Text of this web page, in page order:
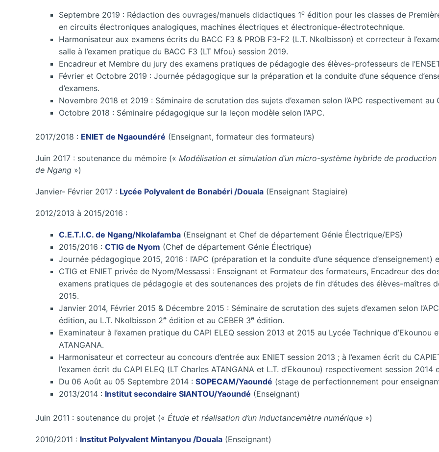
Septembre 2019 : Rédaction des ouvrages/manuels didactiques 1e édition pour les classes de
en circuits électroniques analogiques, machines électriques et électronique-électrotechnique.
Harmonisateur aux examens écrits du BACC F3 & PROB F3-F2 (L.T. Nkolbisson) et correcteur à
salle à l’examen pratique du BACC F3 (LT Mfou) session 2019.
Encadreur et Membre du jury des examens pratiques de pédagogie des élèves-professeurs de
Février et Octobre 2019 : Journée pédagogique sur la préparation et la conduite d’une séquence
d’examens.
Novembre 2018 et 2019 : Séminaire de scrutation des sujets d’examen selon l’APC respectivement au
Octobre 2018 : Séminaire pédagogique sur la leçon modèle selon l’APC.
2017/2018 : ENIET de Ngaoundéré (Enseignant, formateur des formateurs)
Juin 2017 : soutenance du mémoire (« Modélisation et simulation d’un micro-système hybride de production
de Ngang »)
Janvier- Février 2017 : Lycée Polyvalent de Bonabéri /Douala (Enseignant Stagiaire)
2012/2013 à 2015/2016 :
C.E.T.I.C. de Ngang/Nkolafamba (Enseignant et Chef de département Génie Électrique/EPS)
2015/2016 : CTIG de Nyom (Chef de département Génie Électrique)
Journée pédagogique 2015, 2016 : l’APC (préparation et la conduite d’une séquence d’enseignement)
CTIG et ENIET privée de Nyom/Messassi : Enseignant et Formateur des formateurs, Encadreur des
examens pratiques de pédagogie et des soutenances des projets de fin d’études des élèves-maîtres
2015.
Janvier 2014, Février 2015 & Décembre 2015 : Séminaire de scrutation des sujets d’examen selon
édition, au L.T. Nkolbisson 2e édition et au CEBER 3e édition.
Examinateur à l’examen pratique du CAPI ELEQ session 2013 et 2015 au Lycée Technique
ATANGANA.
Harmonisateur et correcteur au concours d’entrée aux ENIET session 2013 ; à l’examen écrit du
l’examen écrit du CAPI ELEQ (LT Charles ATANGANA et L.T. d’Ekounou) respectivement session 2014
Du 06 Août au 05 Septembre 2014 : SOPECAM/Yaoundé (stage de perfectionnement pour
2013/2014 : Institut secondaire SIANTOU/Yaoundé (Enseignant)
Juin 2011 : soutenance du projet (« Étude et réalisation d’un inductancemètre numérique »)
2010/2011 : Institut Polyvalent Mintanyou /Douala (Enseignant)